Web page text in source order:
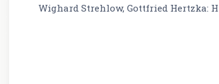
Wighard Strehlow, Gottfried Hertzka: